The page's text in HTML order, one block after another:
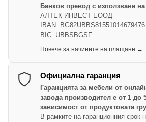
Банков превод с използване
АЛТЕК ИНВЕСТ ЕООД
IBAN: BG82UBBS81551014679476
BIC: UBBSBGSF
Повече за начините на плащане →
Официална гаранция
Гаранцията за мебели от
завода производител е от 1 до
зависимост от продуктовата
В рамките на гаранционния срок